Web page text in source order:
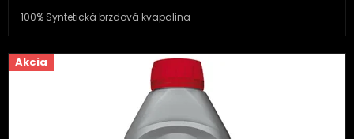
100% Syntetická brzdová kvapalina
Akcia